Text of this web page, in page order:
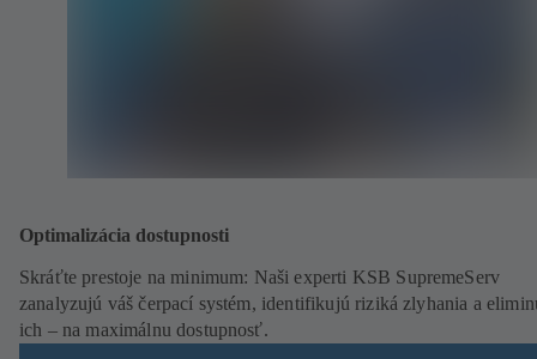
Optimalizácia dostupnosti
Skráťte prestoje na minimum: Naši experti KSB SupremeServ
zanalyzujú váš čerpací systém, identifikujú riziká zlyhania a
ich – na maximálnu dostupnosť.